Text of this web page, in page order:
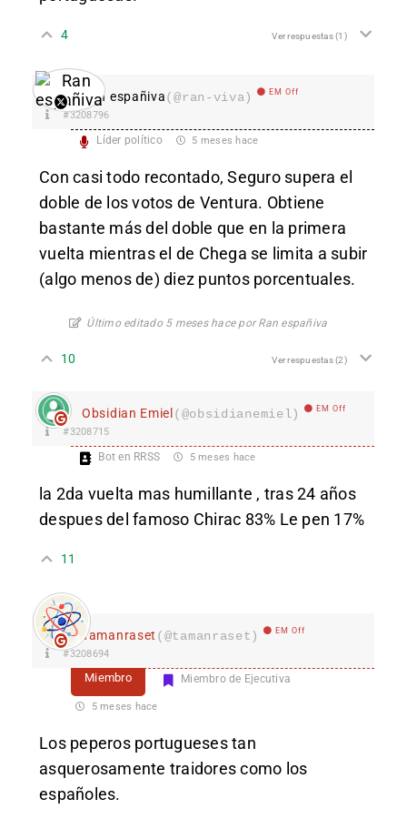
4 Ver respuestas(1)
Ran españiva(@ran-viva) EM Off
#3208796
Líder político 5 meses hace
Con casi todo recontado, Seguro supera el
doble de los votos de Ventura. Obtiene
bastante más del doble que en la primera
vuelta mientras el de Chega se limita a subir
(algo menos de) diez puntos porcentuales.
Último editado 5 meses hace por Ran españiva
10 Ver respuestas(2)
Obsidian Emiel(@obsidianemiel) EM Off
#3208715
Bot en RRSS 5 meses hace
la 2da vuelta mas humillante , tras 24 años
despues del famoso Chirac 83% Le pen 17%
11
Tamanraset (@tamanraset) EM Off
#3208694
Miembro Miembro de Ejecutiva
5 meses hace
Los peperos portugueses tan
asquerosamente traidores como los
españoles.